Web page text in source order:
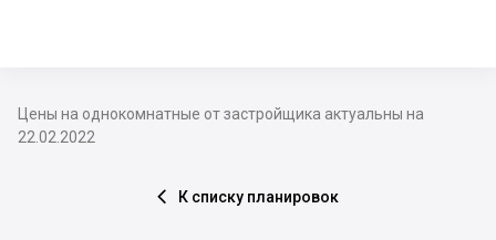
Цены на однокомнатные от застройщика актуальны на
22.02.2022
 К списку планировок